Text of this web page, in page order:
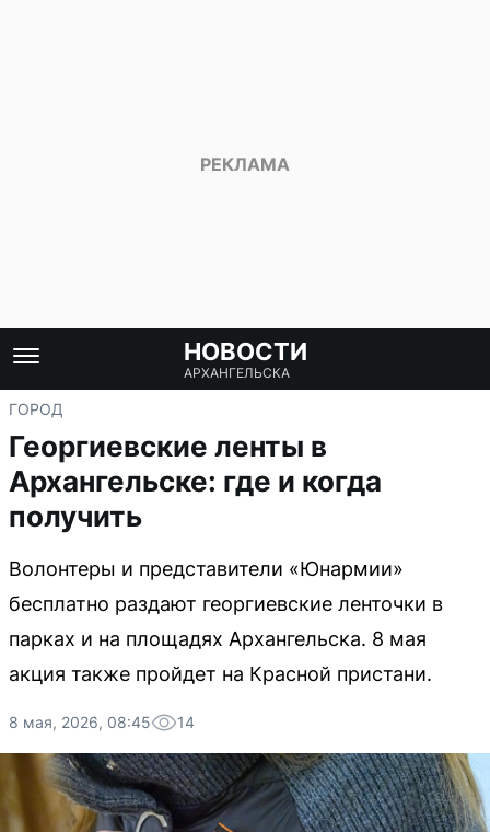
НОВОСТИ
АРХАНГЕЛЬСКА
ГОРОД
Георгиевские ленты в
Архангельске: где и когда
получить
Волонтеры и представители «Юнармии»
бесплатно раздают георгиевские ленточки в
парках и на площадях Архангельска. 8 мая
акция также пройдет на Красной пристани.
8 мая, 2026, 08:45 14